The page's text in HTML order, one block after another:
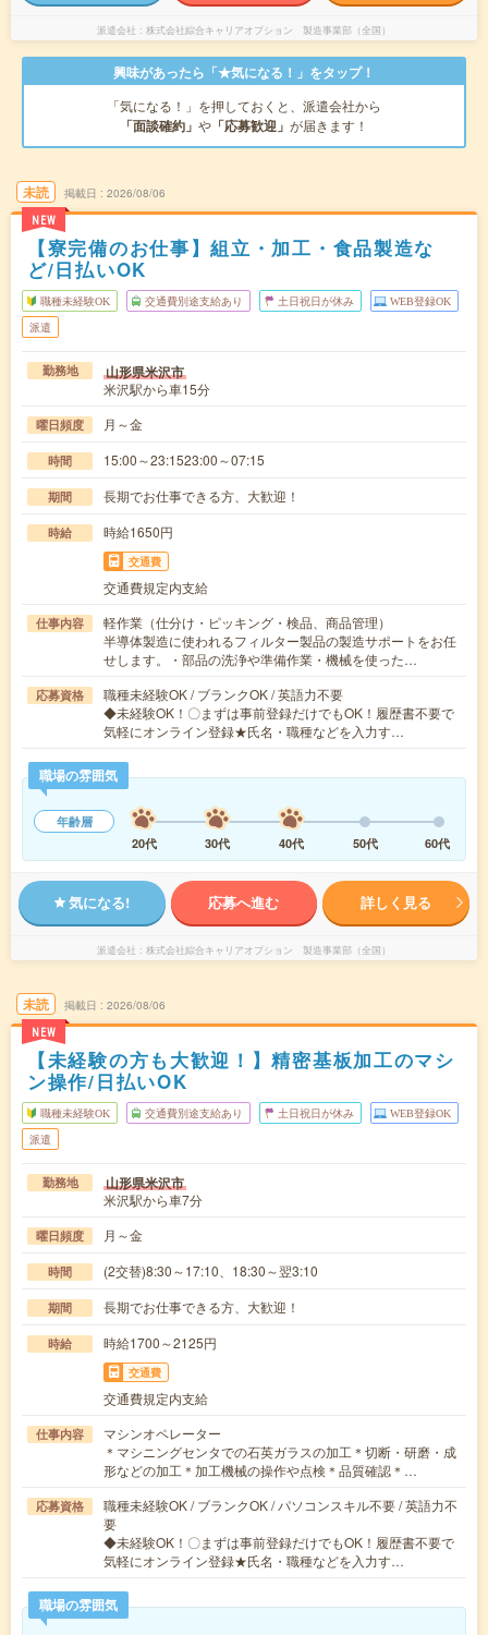
派遣会社 株式会社綜合キャリアオプション 製造事業部（全国）
興味があったら「★気になる！」をタップ！
「気になる！」を押しておくと、派遣会社から
「面談確約」 や 「応募歓迎」 が届きます！
未読
NEW
掲載日 2026/08/06
【寮完備のお仕事】組立・加工・食品製造な
ど/日払いOK
職種未経験OK 交通費別途支給あり 土日祝日が休み WEB登録OK
派遣
勤務地 山形県米沢市
米沢駅から車15分
曜日頻度 月～金
時間 15:00～23:1523:00～07:15
期間 長期でお仕事できる方、大歓迎！
時給 時給1650円
交通費
交通費規定内支給
仕事内容
軽作業（仕分け・ピッキング・検品、商品管理）
半導体製造に使われるフィルター製品の製造サポートをお任
せします。・部品の洗浄や準備作業・機械を使った…
応募資格
職種未経験OK / ブランクOK / 英語力不要
◆未経験OK！〇まずは事前登録だけでもOK！履歴書不要で
気軽にオンライン登録★氏名・職種などを入力す…
職場の雰囲気
年齢層
20代
30代 40代 50代 60代
気になる! 応募へ進む 詳しく見る
派遣会社 株式会社綜合キャリアオプション 製造事業部（全国）
未読
NEW
掲載日 2026/08/06
【未経験の方も大歓迎！】精密基板加工のマシ
ン操作/日払いOK
職種未経験OK 交通費別途支給あり 土日祝日が休み WEB登録OK
派遣
勤務地 山形県米沢市
米沢駅から車7分
曜日頻度 月～金
時間 (2交替)8:30～17:10、18:30～翌3:10
期間 長期でお仕事できる方、大歓迎！
時給 時給1700～2125円
交通費
交通費規定内支給
仕事内容
マシンオペレーター
＊マシニングセンタでの石英ガラスの加工＊切断・研磨・成
形などの加工＊加工機械の操作や点検＊品質確認＊…
応募資格
職種未経験OK / ブランクOK / パソコンスキル不要 / 英語力不
要
◆未経験OK！〇まずは事前登録だけでもOK！履歴書不要で
気軽にオンライン登録★氏名・職種などを入力す…
職場の雰囲気